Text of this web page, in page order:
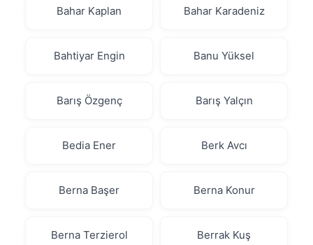
Bahar Kaplan Bahar Karadeniz
Bahtiyar Engin Banu Yüksel
Barış Özgenç Barış Yalçın
Bedia Ener Berk Avcı
Berna Başer Berna Konur
Berna Terzierol Berrak Kuş